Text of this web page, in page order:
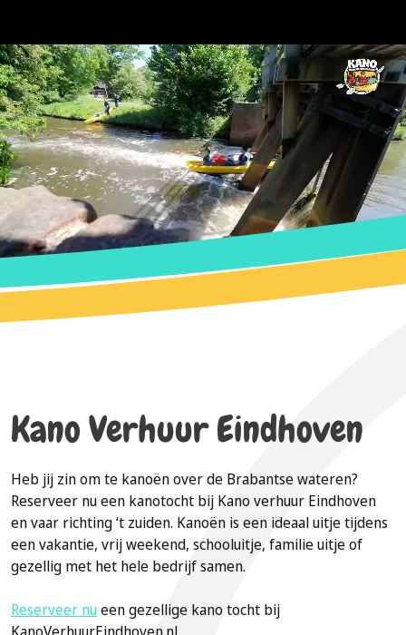
Kano Verhuur Eindhoven
Heb jij zin om te kanoën over de Brabantse wateren?
Reserveer nu een kanotocht bij Kano verhuur Eindhoven
en vaar richting ‘t zuiden. Kanoën is een ideaal uitje tijdens
een vakantie, vrij weekend, schooluitje, familie uitje of
gezellig met het hele bedrijf samen.
Reserveer nueen gezellige kano tocht bij